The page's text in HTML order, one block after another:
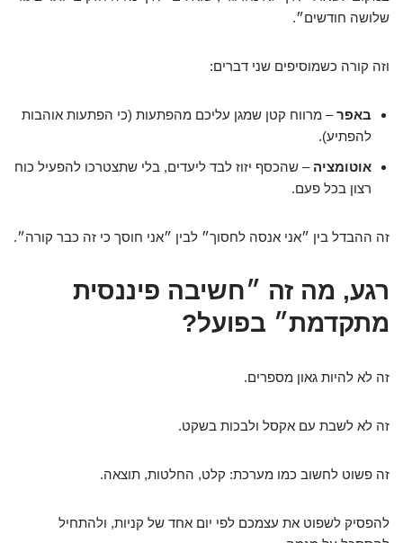
שלושה חודשים״.
וזה קורה כשמוסיפים שני דברים:
באפר– מרווח קטן שמגן עליכם מהפתעות (כי הפתעות אוהבות
להפתיע).
אוטומציה – שהכסף יזוז לבד ליעדים, בלי שתצטרכו להפעיל כוח
רצון בכל פעם.
זה ההבדל בין ״אני אנסה לחסוך״ לבין ״אני חוסך כי זה כבר קורה״.
רגע, מה זה ״חשיבה פיננסית
מתקדמת״ בפועל?
זה לא להיות גאון מספרים.
זה לא לשבת עם אקסל ולבכות בשקט.
זה פשוט לחשוב כמו מערכת: קלט, החלטות, תוצאה.
להפסיק לשפוט את עצמכם לפי יום אחד של קניות, ולהתחיל